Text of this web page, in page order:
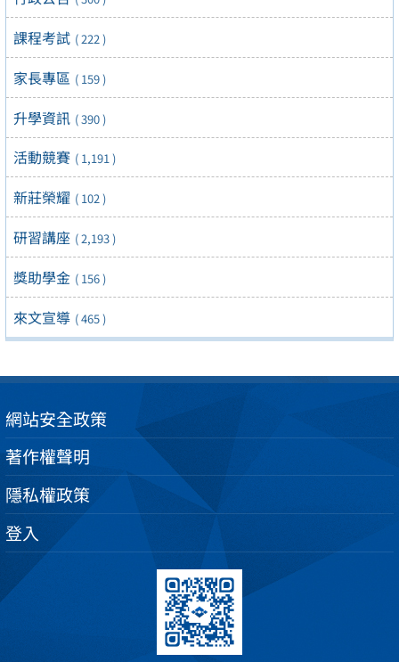
課程考試 ( 222 )
家長專區 ( 159 )
升學資訊 ( 390 )
活動競賽 ( 1,191 )
新莊榮耀 ( 102 )
研習講座 ( 2,193 )
獎助學金 ( 156 )
來文宣導 ( 465 )
網站安全政策
著作權聲明
隱私權政策
登入